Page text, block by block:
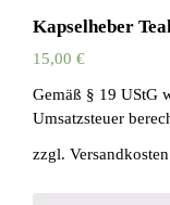
Kapselheber
15,00 €
Gemäß § 19 UStG
Umsatzsteuer
zzgl. Versandkosten